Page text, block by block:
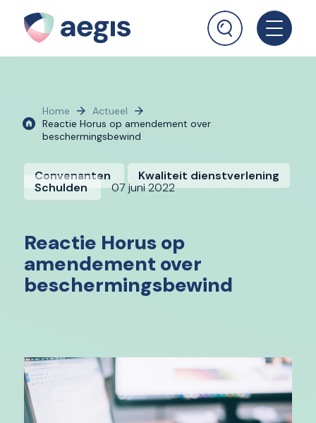
Home
Actueel
Reactie Horus op amendement over
beschermingsbewind
Convenanten
Kwaliteit dienstverlening
Schulden
07 juni 2022
Reactie Horus op
amendement over
beschermingsbewind